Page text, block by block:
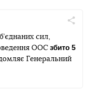
Twitter
сил,
ООС збито 5
Генеральний